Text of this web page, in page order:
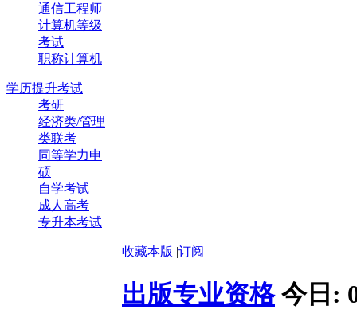
通信工程师
计算机等级
考试
职称计算机
学历提升考试
考研
经济类/管理
类联考
同等学力申
硕
自学考试
成人高考
专升本考试
收藏本版 |订阅
出版专业资格 今日: